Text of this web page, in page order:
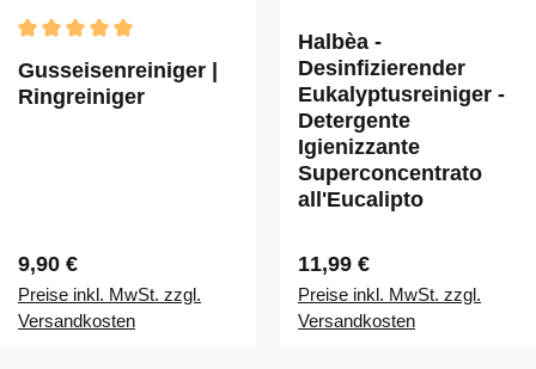
Durchschnittliche Bewertung von 5 von 5 Sternen
Gusseisenreiniger |
Ringreiniger
Regulärer Preis:
9,90 €
Preise inkl. MwSt. zzgl.
Versandkosten
Halbèa -
Desinfizierender
Eukalyptusreiniger -
Detergente
Igienizzante
Superconcentrato
all'Eucalipto
Regulärer Preis:
11,99 €
Preise inkl. MwSt. zzgl.
Versandkosten